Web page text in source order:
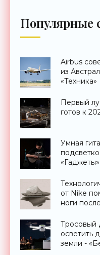
Популярные
Airbus
из
«Техника»
Первый
готов к
Умная
«Гаджеты»
от Nike
ноги
Тросовый
осветить
земли -